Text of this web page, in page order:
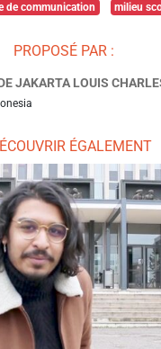
de communication milieu
PROPOSÉ PAR :
JAKARTA LOUIS
ÉGALEMENT